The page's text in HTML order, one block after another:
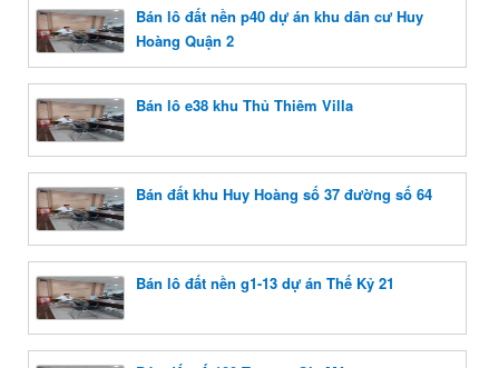
Bán lô đất nền p40 dự án khu dân cư Huy
Hoàng Quận 2
Bán lô e38 khu Thủ Thiêm Villa
Bán đất khu Huy Hoàng số 37 đường số 64
Bán lô đất nền g1-13 dự án Thế Kỷ 21